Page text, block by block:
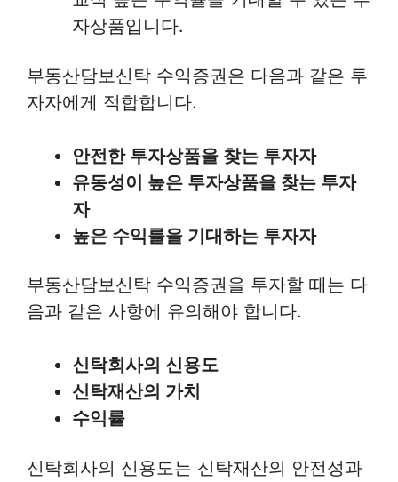
자상품입니다.
부동산담보신탁 수익증권은 다음과 같은 투
자자에게 적합합니다.
안전한 투자상품을 찾는 투자자
유동성이 높은 투자상품을 찾는 투자
자
높은 수익률을 기대하는 투자자
부동산담보신탁 수익증권을 투자할 때는 다
음과 같은 사항에 유의해야 합니다.
신탁회사의 신용도
신탁재산의 가치
수익률
신탁회사의 신용도는 신탁재산의 안전성과